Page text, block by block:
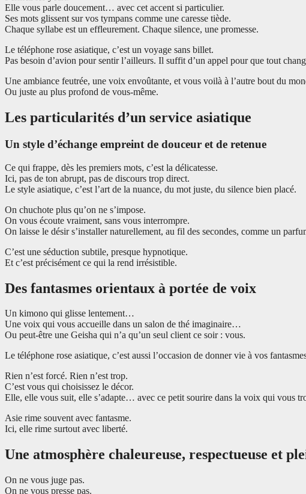
Elle vous parle doucement… avec cet accent si particulier.
Ses mots glissent sur vos tympans comme une caresse tiède.
Chaque syllabe est un effleurement. Chaque silence, une promesse.
Le téléphone rose asiatique, c’est un voyage sans billet.
Pas besoin d’avion pour sentir l’ailleurs. Il suffit d’un appel pour que tout
Une ambiance feutrée, une voix envoûtante, et vous voilà à l’autre bout du
Ou juste au plus profond de vous-même.
Les particularités d’un service asiatique
Un style d’échange empreint de douceur et de retenue
Ce qui frappe, dès les premiers mots, c’est la délicatesse.
Ici, pas de ton abrupt, pas de discours trop direct.
Le style asiatique, c’est l’art de la nuance, du mot juste, du silence bien placé.
On chuchote plus qu’on ne s’impose.
On vous écoute vraiment, sans vous interrompre.
On laisse le désir s’installer naturellement, au fil des secondes, comme un
C’est une séduction subtile, presque hypnotique.
Et c’est précisément ce qui la rend irrésistible.
Des fantasmes orientaux à portée de voix
Un kimono qui glisse lentement…
Une voix qui vous accueille dans un salon de thé imaginaire…
Ou peut-être une Geisha qui n’a qu’un seul client ce soir : vous.
Le téléphone rose asiatique, c’est aussi l’occasion de donner vie à vos
Rien n’est forcé. Rien n’est trop.
C’est vous qui choisissez le décor.
Elle, elle vous suit, elle s’adapte… avec ce petit sourire dans la voix qui vous
Asie rime souvent avec fantasme.
Ici, elle rime surtout avec liberté.
Une atmosphère chaleureuse, respectueuse et
On ne vous juge pas.
On ne vous presse pas.